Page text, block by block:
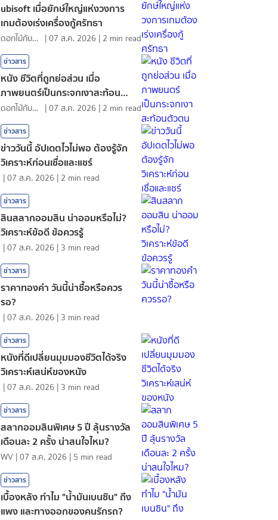
ubisoft เมื่อยักษ์ใหญ่แห่งวงการ
เกมต้องเร่งเครื่องกู้ศรัทธา
ดอกไม้กับสายน้ำ |07 ส.ค. 2026 | 2 min read
ข่าวสาร
หนัง ชีวิตที่ถูกย่อส่วน เมื่อ
ภาพยนตร์เป็นกระจกเงาสะท้อนตัว
ตน
ดอกไม้กับสายน้ำ |07 ส.ค. 2026 | 2 min read
ข่าวสาร
ข่าววันนี้ อัปเดตไวไม่พอ ต้องรู้จัก
วิเคราะห์ก่อนเชื่อและแชร์
|07 ส.ค. 2026 | 2 min read
ข่าวสาร
สินสลากออมสิน น่าออมหรือไม่?
วิเคราะห์ข้อดี ข้อควรรู้
|07 ส.ค. 2026 | 3 min read
ข่าวสาร
ราคาทองคํา วันนี้น่าซื้อหรือควร
รอ?
|07 ส.ค. 2026 | 3 min read
ข่าวสาร
หนังที่ดีเปลี่ยนมุมมองชีวิตได้จริง
วิเคราะห์เสน่ห์ของหนัง
|07 ส.ค. 2026 | 3 min read
ข่าวสาร
สลากออมสินพิเศษ 5 ปี ลุ้นรางวัล
เดือนละ 2 ครั้ง น่าสนใจไหม?
WV |07 ส.ค. 2026 | 5 min read
ข่าวสาร
เบื้องหลัง ทำไม "น้ำมันเบนซิน" ถึง
แพง และทางออกของคนรักรถ?